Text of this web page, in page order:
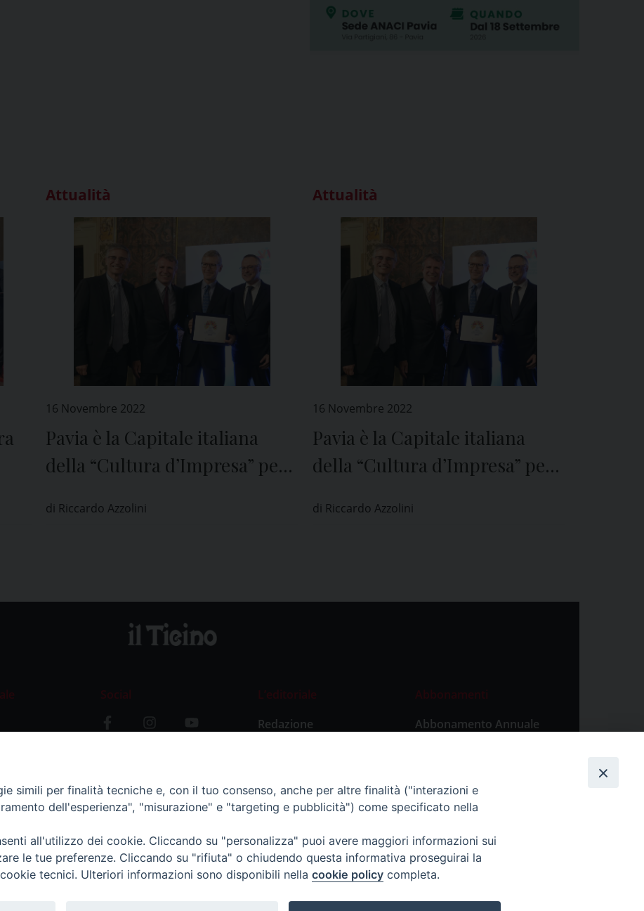
Attualità
16 Novembre 2022
Pavia è la Capitale italiana
della “Cultura dʼImpresa” per
di Riccardo Azzolini
Attualità
16 Novembre 2022
Pavia è la Capitale italiana
della “Cultura dʼImpresa” per
di Riccardo Azzolini
Social
L’editoriale
Redazione
Abbonamenti
Abbonamento Annuale
Abbonamento Singola
simili per finalità tecniche e, con il tuo consenso, anche per altre finalità ("interazioni e
dell'esperienza", "misurazione" e "targeting e pubblicità") come specificato nella
all'utilizzo dei cookie. Cliccando su "personalizza" puoi avere maggiori informazioni sui
le tue preferenze. Cliccando su "rifiuta" o chiudendo questa informativa proseguirai la
tecnici. Ulteriori informazioni sono disponibili nella cookie policy completa.